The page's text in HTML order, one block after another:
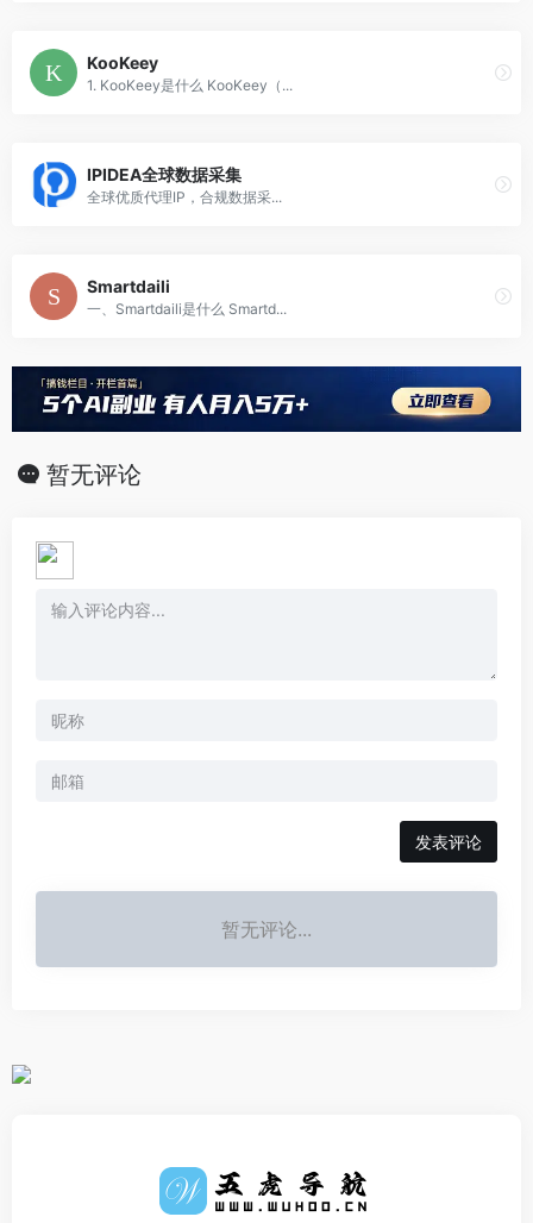
KooKeey
1. KooKeey是什么 KooKeey（...
IPIDEA全球数据采集
全球优质代理IP，合规数据采...
Smartdaili
一、Smartdaili是什么 Smartd...
暂无评论
发表评论
暂无评论...